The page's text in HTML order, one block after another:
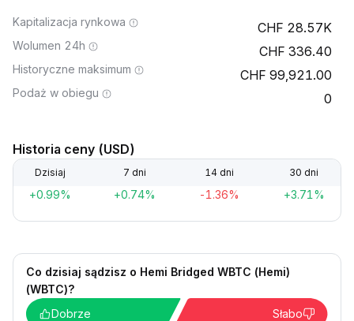
Kapitalizacja rynkowa 28.57K
Wolumen 24h 336.40
Historyczne maksimum 99,921.00
Podaż w obiegu 0
Historia ceny (USD)
Dzisiaj 7 dni 14 dni 30 dni
+0.99% +0.74% -1.36% +3.71%
Co dzisiaj sądzisz o Hemi Bridged WBTC (Hemi)
(WBTC)?
Dobrze
Słabo